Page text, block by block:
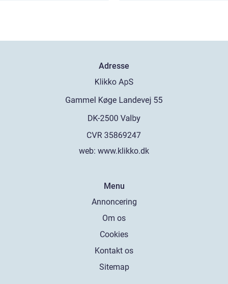
Adresse
web: www.klikko.dk
Menu
Annoncering
Om os
Cookies
Kontakt os
Sitemap